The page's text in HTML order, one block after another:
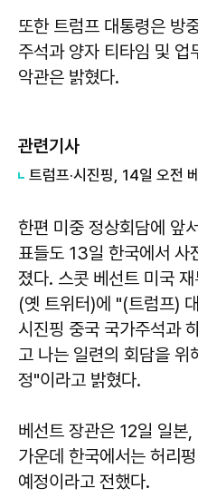
또한 트럼프 대통령은 방
주석과 양자 티타임 및 업
악관은 밝혔다.
관련기사
한편 미중 정상회담에 앞
표들도 13일 한국에서 사
졌다. 스콧 베선트 미국
(옛 트위터)에 "(트럼프)
시진핑 중국 국가주석과
고 나는 일련의 회담을 위
정"이라고 밝혔다.
베선트 장관은 12일 일본
가운데 한국에서는 허리
예정이라고 전했다.